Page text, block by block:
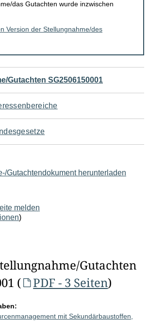
das Gutachten wurde inzwischen
Version der Stellungnahme/des
Gutachten SG2506150001
Gutachtendokument herunterladen
melden
)
Gutachten
(
PDF - 3 Seiten)
mit Sekundärbaustoffen,